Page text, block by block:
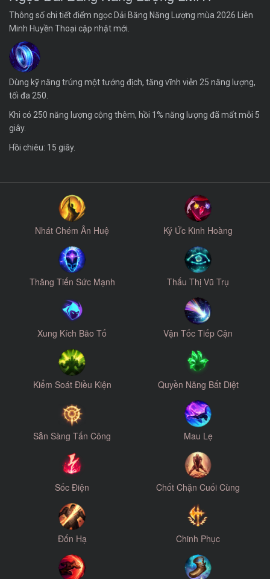
Thông số chi tiết điểm ngọc Dải Băng Năng Lượng mùa 2026 Liên
Minh Huyền Thoại cập nhật mới.
Dùng kỹ năng trúng một tướng địch, tăng vĩnh viễn 25 năng lượng,
tối đa 250.
Khi có 250 năng lượng cộng thêm, hồi 1% năng lượng đã mất mỗi 5
giây.
Hồi chiêu: 15 giây.
Nhát Chém Ân Huệ Ký Ức Kinh Hoàng
Thăng Tiến Sức Mạnh Thấu Thị Vũ Trụ
Xung Kích Bão Tố Vận Tốc Tiếp Cận
Kiểm Soát Điều Kiện Quyền Năng Bất Diệt
Sẵn Sàng Tấn Công Mau Lẹ
Sốc Điện Chốt Chặn Cuối Cùng
Đốn Hạ Chinh Phục